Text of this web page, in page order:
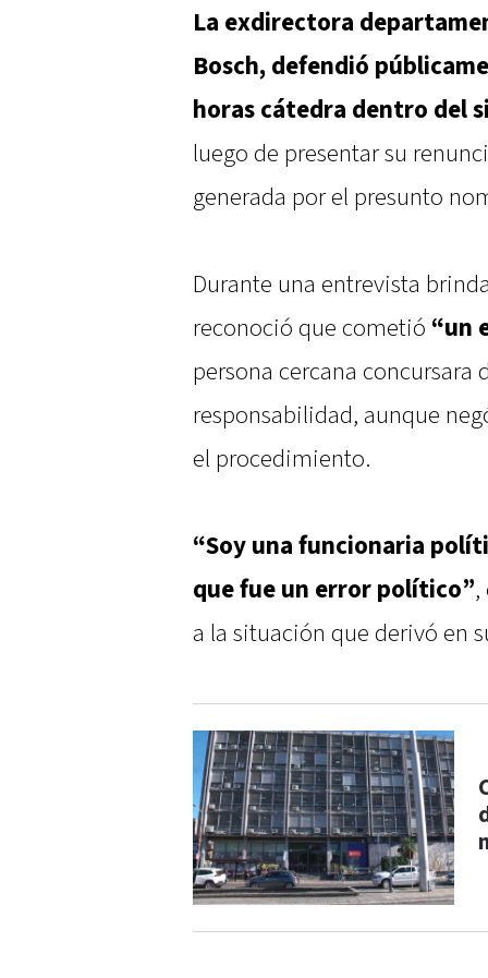
La exdirectora
Bosch, defendió
horas cátedra dentro del
luego de presentar su
generada por el presunto
Durante una entrevista
reconoció que cometió “un
persona cercana
responsabilidad, aunque
el procedimiento.
“Soy una funcionaria
que fue un error político”,
a la situación que derivó en